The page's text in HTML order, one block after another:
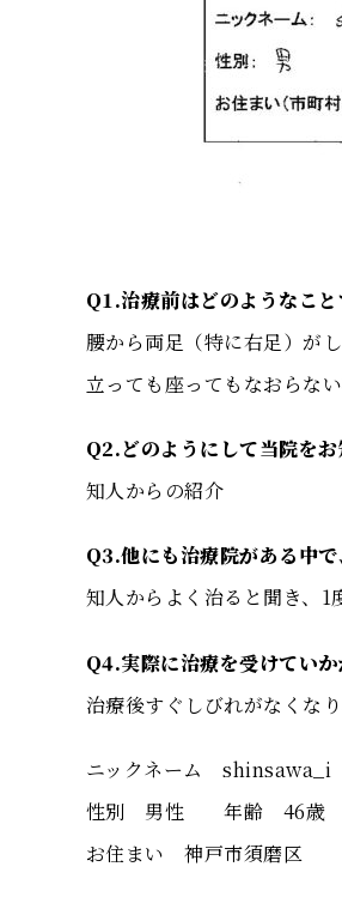
Q1.治療前はどのようなこ
腰から両足（特に右足）が
立っても座ってもなおらない
Q2.どのようにして当院を
知人からの紹介
Q3.他にも治療院がある中
知人からよく治ると聞き、1
Q4.実際に治療を受けていか
治療後すぐしびれがなくな
ニックネーム shinsawa_i
性別 男性 年齢 46歳
お住まい 神戸市須磨区